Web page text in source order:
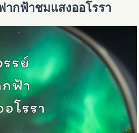
กฟ้าชมแสงออโรรา